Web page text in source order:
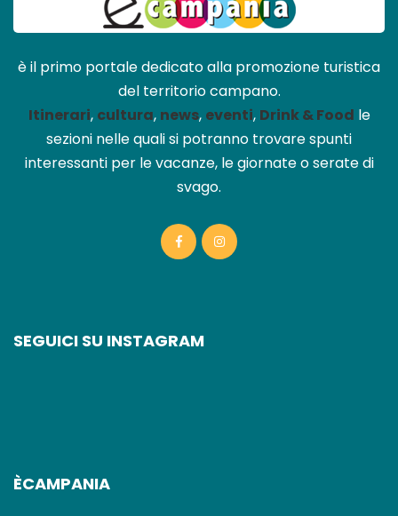
è il primo portale dedicato alla promozione turistica
del territorio campano.
Itinerari, cultura, news, eventi, Drink & Food le
sezioni nelle quali si potranno trovare spunti
interessanti per le vacanze, le giornate o serate di
svago.
SEGUICI SU INSTAGRAM
ÈCAMPANIA